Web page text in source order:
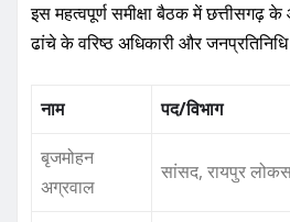
इस महत्वपूर्ण समीक्षा बैठक में छत्तीसगढ़
ढांचे के वरिष्ठ अधिकारी और
नाम
पद/विभाग
बृजमोहन
अग्रवाल
सांसद, रायपुर